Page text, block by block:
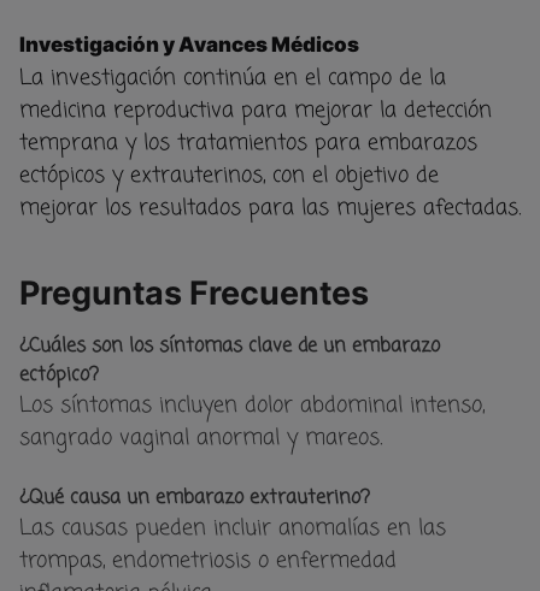
Investigación y Avances Médicos
La investigación continúa en el campo de la
medicina reproductiva para mejorar la detección
temprana y los tratamientos para embarazos
ectópicos y extrauterinos, con el objetivo de
mejorar los resultados para las mujeres afectadas.
Preguntas Frecuentes
¿Cuáles son los síntomas clave de un embarazo
ectópico?
Los síntomas incluyen dolor abdominal intenso,
sangrado vaginal anormal y mareos.
¿Qué causa un embarazo extrauterino?
Las causas pueden incluir anomalías en las
trompas, endometriosis o enfermedad